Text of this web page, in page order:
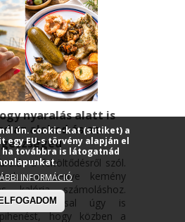
nyaralás alatt is
az alakod és az
a feltöltődésről szól.
van kedve kemény
kalória számoláshoz.
szokással úgy is
hogy közben a
ún. cookie-kat (sütiket) a
egy EU-s törvény alapján el
továbbra is látogatnád
INFORMÁCIÓ
ELFOGADOM